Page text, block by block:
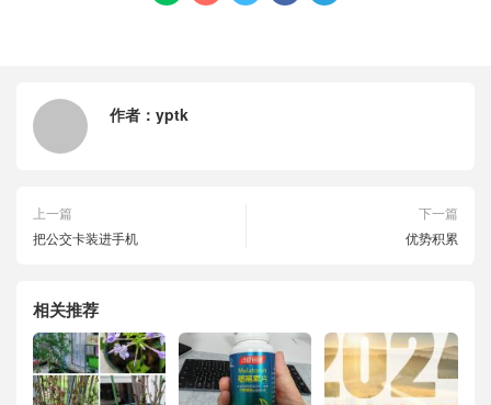
作者： yptk
上一篇
把公交卡装进手机
下一篇
优势积累
相关推荐